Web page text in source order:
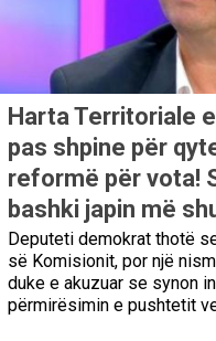
Harta Territoriale
pas shpine për
reformë për vota!
bashki japin më
Deputeti demokrat thotë
së Komisionit, por një
duke e akuzuar se synon
përmirësimin e pushtetit